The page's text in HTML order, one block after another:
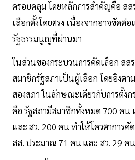
ครอบคลุม โดยหลักการสำคัญคือ สส
เลือกตั้งโดยตรง เนื่องจากอาจขัดต่
รัฐธรรมนูญที่ผ่านมา
ในส่วนของกระบวนการคัดเลือก สส
สมาชิกรัฐสภาเป็นผู้เลือก โดยอิงตา
สองสภา ในลักษณะเดียวกับการตั้งก
คือ รัฐสภามีสมาชิกทั้งหมด 700 คน
และ สว. 200 คน ทำให้โควตาการคั
สส. ประมาณ 71 คน และ สว. 29 คน